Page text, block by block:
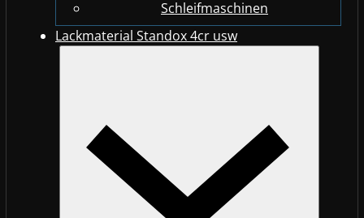
Schleifmaschinen
Lackmaterial Standox 4cr usw